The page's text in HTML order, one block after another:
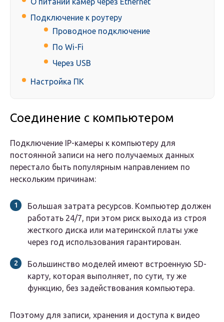
Подключение к роутеру
Проводное подключение
По Wi-Fi
Через USB
Настройка ПК
Соединение с компьютером
Подключение IP-камеры к компьютеру для
постоянной записи на него получаемых данных
перестало быть популярным направлением по
нескольким причинам:
Большая затрата ресурсов. Компьютер должен
работать 24/7, при этом риск выхода из строя
жесткого диска или материнской платы уже
через год использования гарантирован.
Большинство моделей имеют встроенную SD-
карту, которая выполняет, по сути, ту же
функцию, без задействования компьютера.
Поэтому для записи, хранения и доступа к видео